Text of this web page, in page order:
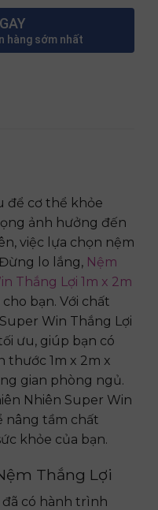
hàng sớm nhất
để cơ thể khỏe
ảnh hưởng đến
việc lựa chọn nệm
lo lắng, Nệm
Thắng Lợi 1m x 2m
bạn. Với chất
Win Thắng Lợi
ưu, giúp bạn có
thước 1m x 2m x
gian phòng ngủ.
Nhiên Super Win
nâng tầm chất
khỏe của bạn.
Thắng Lợi
đã có hành trình